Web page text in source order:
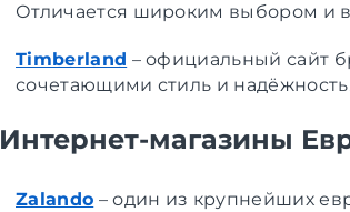
Отличается широким выбором и
Timberland –официальный сайт
сочетающими стиль и
Интернет-магазины
Zalando –один из крупнейших